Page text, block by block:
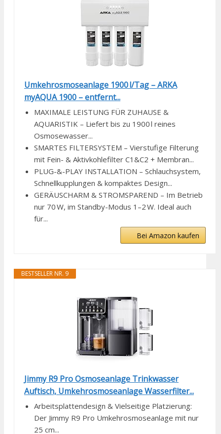
Umkehrosmoseanlage 1900 l/Tag – ARKA
myAQUA 1900 – entfernt...
MAXIMALE LEISTUNG FÜR ZUHAUSE &
AQUARISTIK – Liefert bis zu 1900 l reines
Osmosewasser...
SMARTES FILTERSYSTEM – Vierstufige Filterung
mit Fein- & Aktivkohlefilter C1&C2 + Membran...
PLUG-&-PLAY INSTALLATION – Schlauchsystem,
Schnellkupplungen & kompaktes Design...
GERÄUSCHARM & STROMSPAREND – Im Betrieb
nur 70 W, im Standby-Modus 1–2 W. Ideal auch
für...
Bei Amazon kaufen
BESTSELLER NR. 9
Jimmy R9 Pro Osmoseanlage Trinkwasser
Auftisch, Umkehrosmoseanlage Wasserfilter...
Arbeitsplattendesign & Vielseitige Platzierung:
Der Jimmy R9 Pro Umkehrosmoseanlage mit nur
25 cm...